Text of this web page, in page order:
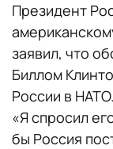
Президент
заявил, что
Биллом
России в НАТО.
«Я спросил
бы Россия